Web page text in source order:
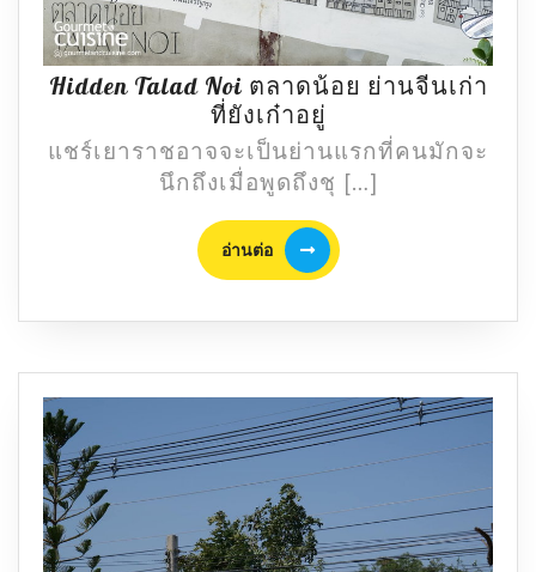
Hidden Talad Noi ตลาดน้อย ย่านจีนเก่า
ที่ยังเก๋าอยู่
Talad
Noi
ตลาด
น้อย
ย่าน
จีน
เก่า
ยัง
เก๋า
อยู่
แชร์เยาราชอาจจะเป็นย่านแรกที่คนมักจะ
นึกถึงเมื่อพูดถึงชุ […]
อ่านต่อ
อ่าน
ต่อ